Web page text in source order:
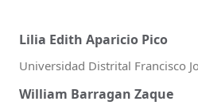
Lilia Edith Aparicio Pico
Universidad Distrital Francisco
William Barragan Zaque